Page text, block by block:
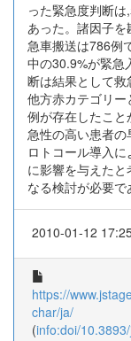
った緊急度判断
あった。諸因子
急車搬送は786例
中の30.9%が緊急
断は結果として
他方赤カテゴリ
例が存在したこ
急性の高い患者
ロトコール導入
に影響を与えた
なる検討が必要で
2010-01-12
https://
char/ja/
(info:doi/